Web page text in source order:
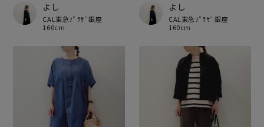
よし
CAL東急ﾌﾟﾗｻﾞ銀座
160cm
よし
CAL東急ﾌﾟﾗｻﾞ銀座
160cm